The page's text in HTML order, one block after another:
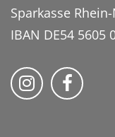
Sparkasse
IBAN DE54 5605
Bistum